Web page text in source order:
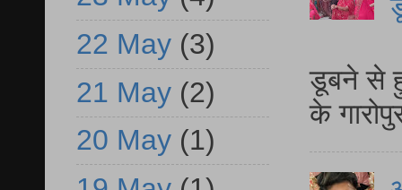
डूबने से
के
22 May (3)
21 May (2)
20 May (1)